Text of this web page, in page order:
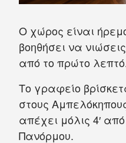
Ο χώρος είναι
βοηθήσει να
από το πρώτο
Το γραφείο
στους
απέχει μόλις 4′
Πανόρμου.